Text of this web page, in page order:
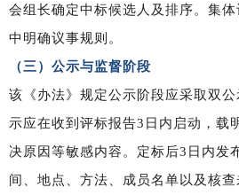
会组长确定中标候选人及排序。集
中明确议事规则。
（三）公示与监督阶段
该《办法》规定公示阶段应采取双
示应在收到评标报告3日内启动，载
决原因等敏感内容。定标后3日内发
间、地点、方法、成员名单以及核